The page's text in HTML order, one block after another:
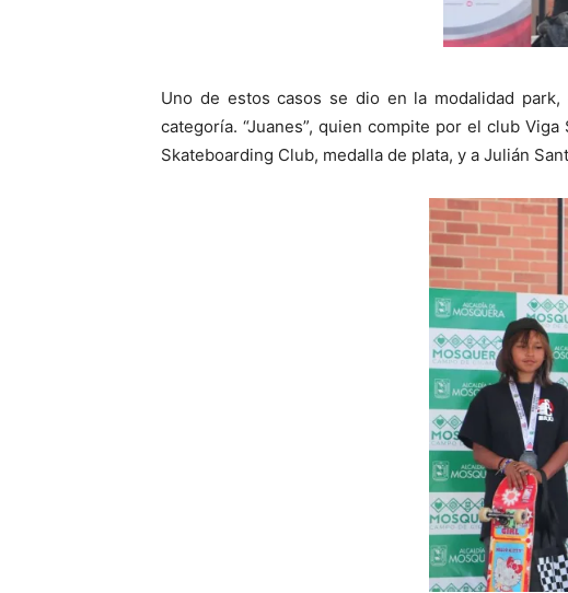
Uno de estos casos se dio en la modalidad
categoría. “Juanes”, quien compite por el club
Skateboarding Club, medalla de plata, y a Julián